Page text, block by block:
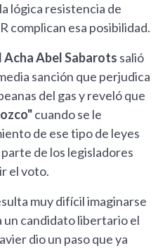
lógica resistencia de
complican esa posibilidad.
Abel Sabarots salió
sanción que perjudica
del gas y reveló que
cuando se le
de ese tipo de leyes
de los legisladores
el voto.
muy difícil imaginarse
un candidato libertario el
dio un paso que ya